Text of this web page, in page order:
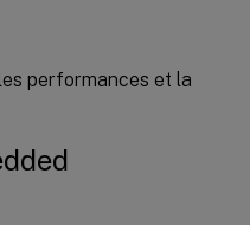
performances et la